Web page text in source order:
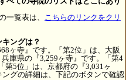
一覧表は、 こちらのリンクをクリ
ングは？
ヶ寺』です。「第2位」は、大阪
庫県の『3,259ヶ寺』です。「第4
第5位」は、京都府の『3,031ヶ
グの詳細は、下記のボタンで確認